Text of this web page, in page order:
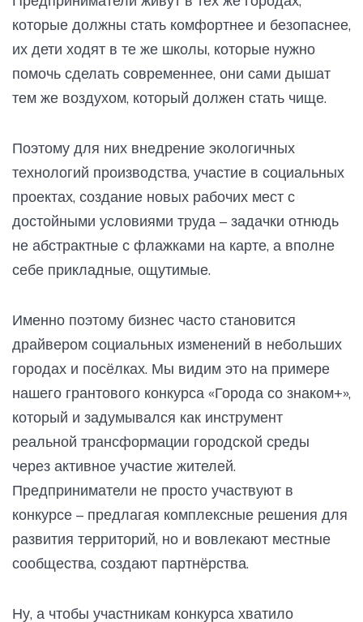
которые должны стать комфортнее и безопаснее,
их дети ходят в те же школы, которые нужно
помочь сделать современнее, они сами дышат
тем же воздухом, который должен стать чище.
Поэтому для них внедрение экологичных
технологий производства, участие в социальных
проектах, создание новых рабочих мест с
достойными условиями труда – задачки отнюдь
не абстрактные с флажками на карте, а вполне
себе прикладные, ощутимые.
Именно поэтому бизнес часто становится
драйвером социальных изменений в небольших
городах и посёлках. Мы видим это на примере
нашего грантового конкурса «Города со знаком+»,
который и задумывался как инструмент
реальной трансформации городской среды
через активное участие жителей.
Предприниматели не просто участвуют в
конкурсе – предлагая комплексные решения для
развития территорий, но и вовлекают местные
сообщества, создают партнёрства.
Ну, а чтобы участникам конкурса хватило